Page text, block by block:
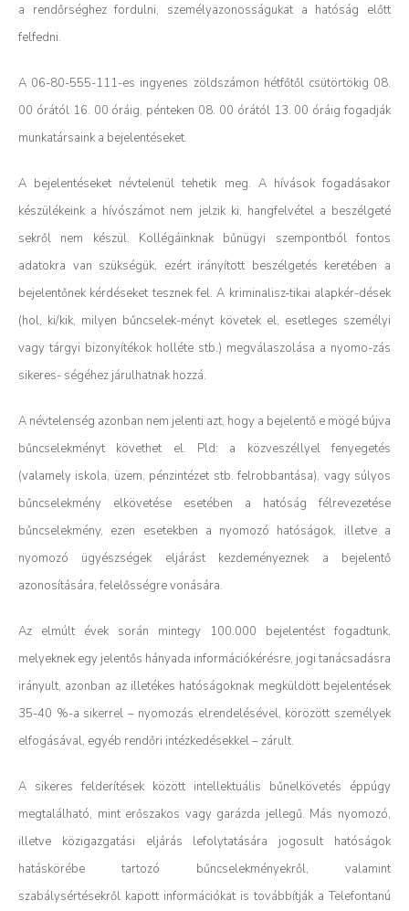
a rendőrséghez fordulni, személyazonosságukat a hatóság előtt
felfedni.
A 06-80-555-111-es ingyenes zöldszámon hétfőtől csütörtökig 08.
00 órától 16. 00 óráig, pénteken 08. 00 órától 13. 00 óráig fogadják
munkatársaink a bejelentéseket.
A bejelentéseket névtelenül tehetik meg. A hívások fogadásakor
készülékeink a hívószámot nem jelzik ki, hangfelvétel a beszélgeté
sekről nem készül. Kollégáinknak bűnügyi szempontból fontos
adatokra van szükségük, ezért irányított beszélgetés keretében a
bejelentőnek kérdéseket tesznek fel. A kriminalisz-tikai alapkér-dések
(hol, ki/kik, milyen bűncselek-ményt követek el, esetleges személyi
vagy tárgyi bizonyítékok holléte stb.) megválaszolása a nyomo-zás
sikeres- ségéhez járulhatnak hozzá.
A névtelenség azonban nem jelenti azt, hogy a bejelentő e mögé bújva
bűncselekményt követhet el. Pld: a közveszéllyel fenyegetés
(valamely iskola, üzem, pénzintézet stb. felrobbantása), vagy súlyos
bűncselekmény elkövetése esetében a hatóság félrevezetése
bűncselekmény, ezen esetekben a nyomozó hatóságok, illetve a
nyomozó ügyészségek eljárást kezdeményeznek a bejelentő
azonosítására, felelősségre vonására.
Az elmúlt évek során mintegy 100.000 bejelentést fogadtunk,
melyeknek egy jelentős hányada információkérésre, jogi tanácsadásra
irányult, azonban az illetékes hatóságoknak megküldött bejelentések
35-40 %-a sikerrel – nyomozás elrendelésével, körözött személyek
elfogásával, egyéb rendőri intézkedésekkel – zárult.
A sikeres felderítések között intellektuális bűnelkövetés éppúgy
megtalálható, mint erőszakos vagy garázda jellegű. Más nyomozó,
illetve közigazgatási eljárás lefolytatására jogosult hatóságok
hatáskörébe tartozó bűncselekményekről, valamint
szabálysértésekről kapott információkat is továbbítják a Telefontanú